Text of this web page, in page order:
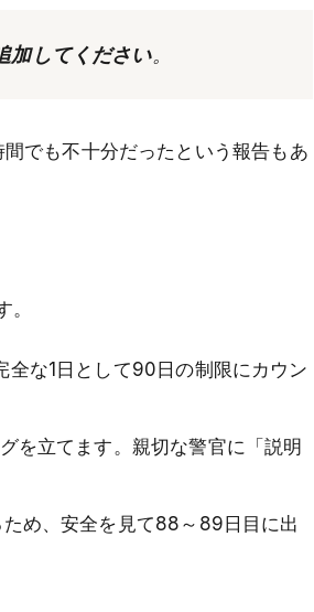
加してください。
でも不十分だったという報告もあ
全な1日として90日の制限にカウン
を立てます。親切な警官に「説明
め、安全を見て88～89日目に出